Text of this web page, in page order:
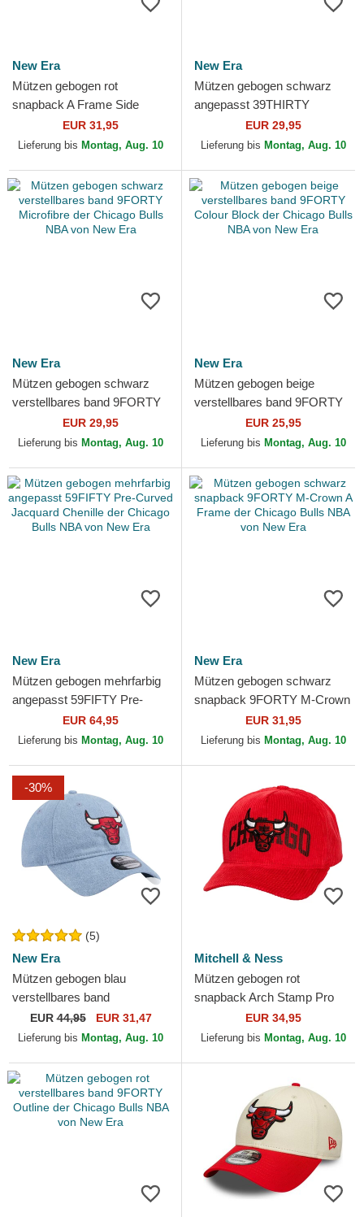
New Era
Mützen gebogen rot
snapback A Frame Side
Patch der Chicago Bulls NBA
von New Era
EUR 31,95
Lieferung bis Montag, Aug. 10
New Era
Mützen gebogen schwarz
angepasst 39THIRTY
Evergreen Neo der Chicago
Bulls NBA von New Era
EUR 29,95
Lieferung bis Montag, Aug. 10
New Era
Mützen gebogen schwarz
verstellbares band 9FORTY
Microfibre der Chicago Bulls
NBA von New Era
EUR 29,95
Lieferung bis Montag, Aug. 10
New Era
Mützen gebogen beige
verstellbares band 9FORTY
Colour Block der Chicago
Bulls NBA von New Era
EUR 25,95
Lieferung bis Montag, Aug. 10
New Era
Mützen gebogen mehrfarbig
angepasst 59FIFTY Pre-
Curved Jacquard Chenille
der Chicago Bulls NBA...
EUR 64,95
Lieferung bis Montag, Aug. 10
New Era
Mützen gebogen schwarz
snapback 9FORTY M-Crown
A Frame der Chicago Bulls
NBA von New Era
EUR 31,95
Lieferung bis Montag, Aug. 10
-30%
(5)
New Era
Mützen gebogen blau
verstellbares band
9TWENTY Washed Denim
der Chicago Bulls NBA von
EUR44,95 EUR 31,47
Lieferung bis Montag, Aug. 10
Mitchell & Ness
Mützen gebogen rot
snapback Arch Stamp Pro
der Chicago Bulls NBA von
Mitchell & Ness
EUR 34,95
Lieferung bis Montag, Aug. 10